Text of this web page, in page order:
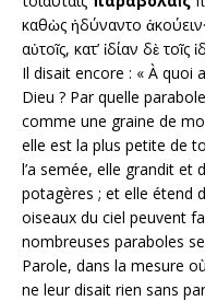
καθὼς ἠδύναντο
αὐτοῖς, κατ’ ἰδίαν δὲ τοῖς
Il disait encore : « À quoi
Dieu ? Par quelle
comme une graine de
elle est la plus petite de
l’a semée, elle grandit et
potagères ; et elle étend
oiseaux du ciel peuvent
nombreuses paraboles
Parole, dans la mesure
ne leur disait rien sans